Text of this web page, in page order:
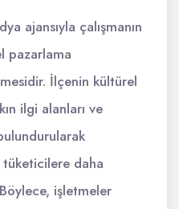
ajansıyla çalışmanın
pazarlama
İlçenin kültürel
ilgi alanları ve
tüketicilere daha
işletmeler